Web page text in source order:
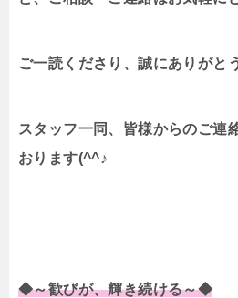
ご一読くださり、誠にありがと
スタッフ一同、皆様からのご連
おります(^^♪
◆～歓びが、輝き続ける～◆